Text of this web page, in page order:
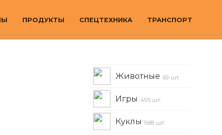
ПРОДУКТЫ СПЕЦТЕХНИКА ТРАНСПОРТ
Животные 69 шт.
Игры 495 шт.
Куклы 568 шт.